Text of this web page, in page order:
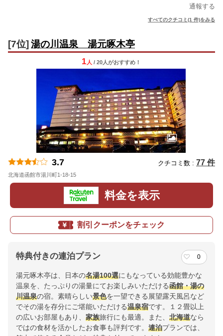
通報する
すべてのクチコミ(1 件)をみる
[7位] 湯の川温泉 湯元啄木亭
1 人 / 20人がおすすめ！
3.7 クチコミ数 : 77 件
北海道函館市湯川町1-18-15
料金を表示
割引クーポンをチェック
特典付きの連泊プラン 0
湯元啄木亭は、日本の名湯100選にもなっている効能豊かな
温泉を、たっぷりの湯量にてお楽しみいただける函館・湯の
川温泉の宿。素晴らしい景色を一望できる展望露天風呂など
でその湯を存分にご堪能いただける温泉宿です。１２畳以上
の広いお部屋もあり、 家族旅行にも最適。また、 北海道なら
ではの食材を活かしたお食事も評判です。 連泊プランでは、